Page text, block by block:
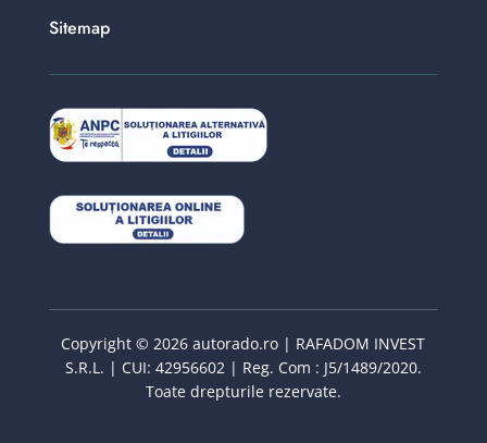
Sitemap
Copyright © 2026 autorado.ro | RAFADOM INVEST
S.R.L. | CUI: 42956602 | Reg. Com : J5/1489/2020.
Toate drepturile rezervate.